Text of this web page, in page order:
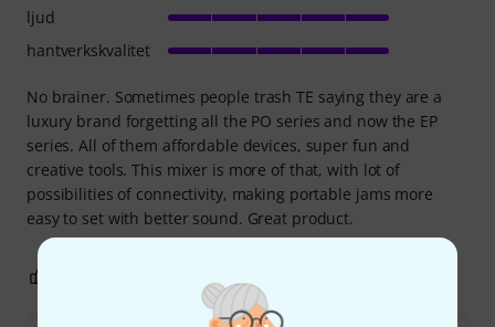
No brainer. Sometimes people trash TE saying they are a
luxury brand forgetting all the PO series and now the EP
series. All of them affordable devices, super fun and
creative tools. This mixer is more of that, with lot of
possibilities of connectivity, making portable jams more
easy to set with better sound. Great product.
ljud
hantverkskvalitet